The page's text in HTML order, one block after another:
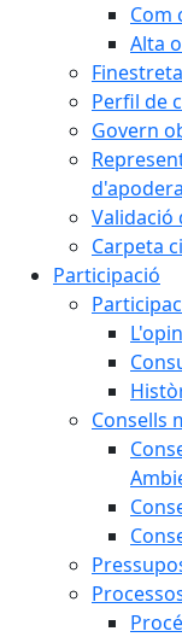
Com
Alta
Perfil de
Govern
Validació
Carpeta
Participació
Consells